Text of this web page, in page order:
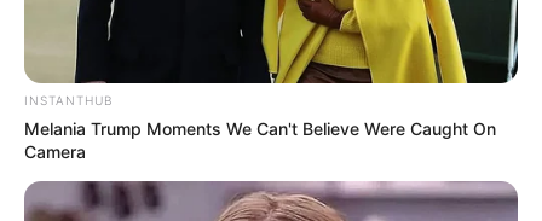
INSTANTHUB
Melania Trump Moments We Can't Believe Were Caught On
Camera